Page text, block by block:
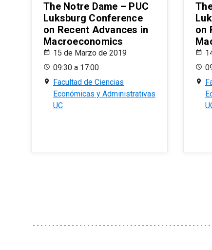
The Notre Dame – PUC
Luksburg Conference
on Recent Advances in
Macroeconomics
15 de Marzo de 2019
09:30 a 17:00
Facultad de Ciencias
Económicas y Administrativas
UC
on